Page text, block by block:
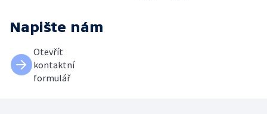
Napište nám
Otevřít
kontaktní
formulář